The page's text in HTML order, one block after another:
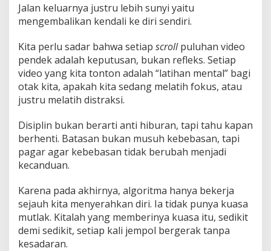
Jalan keluarnya justru lebih sunyi yaitu
mengembalikan kendali ke diri sendiri.
Kita perlu sadar bahwa setiap scrollpuluhan video
pendek adalah keputusan, bukan refleks. Setiap
video yang kita tonton adalah “latihan mental” bagi
otak kita, apakah kita sedang melatih fokus, atau
justru melatih distraksi.
Disiplin bukan berarti anti hiburan, tapi tahu kapan
berhenti. Batasan bukan musuh kebebasan, tapi
pagar agar kebebasan tidak berubah menjadi
kecanduan.
Karena pada akhirnya, algoritma hanya bekerja
sejauh kita menyerahkan diri. Ia tidak punya kuasa
mutlak. Kitalah yang memberinya kuasa itu, sedikit
demi sedikit, setiap kali jempol bergerak tanpa
kesadaran.